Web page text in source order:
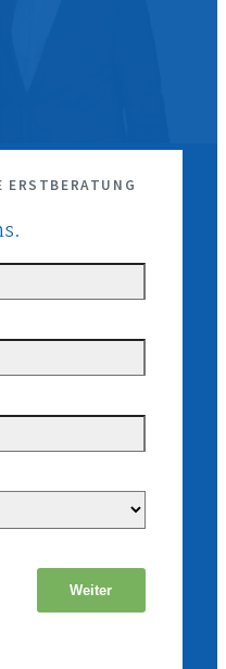
Weiter